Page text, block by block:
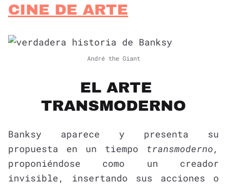
CINE DE ARTE
André the Giant
EL ARTE
TRANSMODERNO
Banksy aparece y presenta su
propuesta en un tiempo transmoderno,
proponiéndose como un creador
invisible, insertando sus acciones o